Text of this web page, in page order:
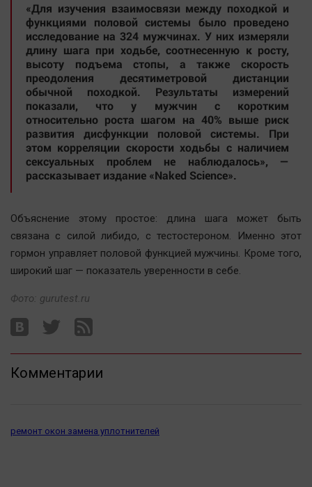
Курилка
Мнения
Спорт
Технологии
Отраслевые темы
Hедвижимость
Образование
Автомобили
Медицина
Новости компаний
Прогулки по городу Ч
Статистика
Bookworms
«Для изучения взаимосвязи между походкой и
функциями половой системы было проведено
исследование на 324 мужчинах. У них измеряли
длину шага при ходьбе, соотнесенную к росту,
высоту подъема стопы, а также скорость
преодоления десятиметровой дистанции
обычной походкой. Результаты измерений
показали, что у мужчин с коротким
относительно роста шагом на 40% выше риск
развития дисфункции половой системы. При
этом корреляции скорости ходьбы с наличием
сексуальных проблем не наблюдалось», —
рассказывает издание «Naked Science».
Объяснение этому простое: длина шага может быть
связана с силой либидо, с тестостероном. Именно этот
гормон управляет половой функцией мужчины. Кроме того,
широкий шаг — показатель уверенности в себе.
Фото: gurutest.ru
Комментарии
ремонт окон замена уплотнителей